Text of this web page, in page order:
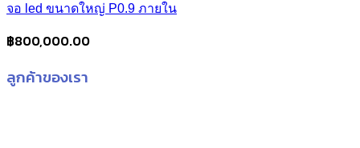
จอ led ขนาดใหญ่ P0.9 ภายใน
฿800,000.00
ลูกค้าของเรา